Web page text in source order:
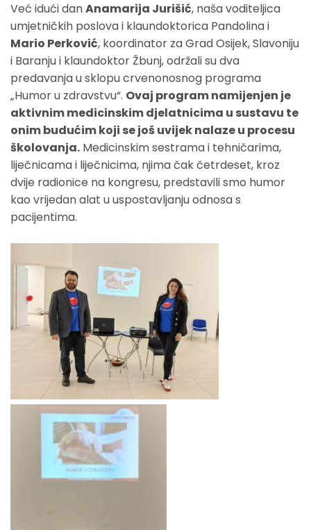
Već idući danAnamarija Jurišić, naša voditeljica
umjetničkih poslova i klaundoktorica Pandolina i
Mario Perković, koordinator za Grad Osijek, Slavoniju
i Baranju i klaundoktor Žbunj, održali su dva
predavanja u sklopu crvenonosnog programa
„Humor u zdravstvu“. Ovaj program namijenjen je
aktivnim medicinskim djelatnicima u sustavu te
onim budućim koji se još uvijek nalaze u procesu
školovanja. Medicinskim sestrama i tehničarima,
liječnicama i liječnicima, njima čak četrdeset, kroz
dvije radionice na kongresu, predstavili smo humor
kao vrijedan alat u uspostavljanju odnosa s
pacijentima.